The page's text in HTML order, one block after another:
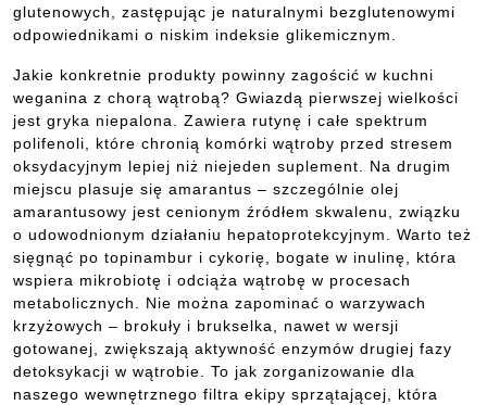
glutenowych, zastępując je naturalnymi bezglutenowymi
odpowiednikami o niskim indeksie glikemicznym.
Jakie konkretnie produkty powinny zagościć w kuchni
weganina z chorą wątrobą? Gwiazdą pierwszej wielkości
jest gryka niepalona. Zawiera rutynę i całe spektrum
polifenoli, które chronią komórki wątroby przed stresem
oksydacyjnym lepiej niż niejeden suplement. Na drugim
miejscu plasuje się amarantus – szczególnie olej
amarantusowy jest cenionym źródłem skwalenu, związku
o udowodnionym działaniu hepatoprotekcyjnym. Warto też
sięgnąć po topinambur i cykorię, bogate w inulinę, która
wspiera mikrobiotę i odciąża wątrobę w procesach
metabolicznych. Nie można zapominać o warzywach
krzyżowych – brokuły i brukselka, nawet w wersji
gotowanej, zwiększają aktywność enzymów drugiej fazy
detoksykacji w wątrobie. To jak zorganizowanie dla
naszego wewnętrznego filtra ekipy sprzątającej, która